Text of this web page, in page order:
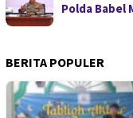
Polda Babel
BERITA POPULER